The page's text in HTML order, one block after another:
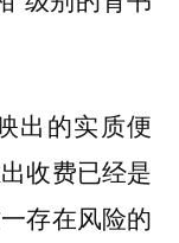
出的实质便
收费已经是
存在风险的